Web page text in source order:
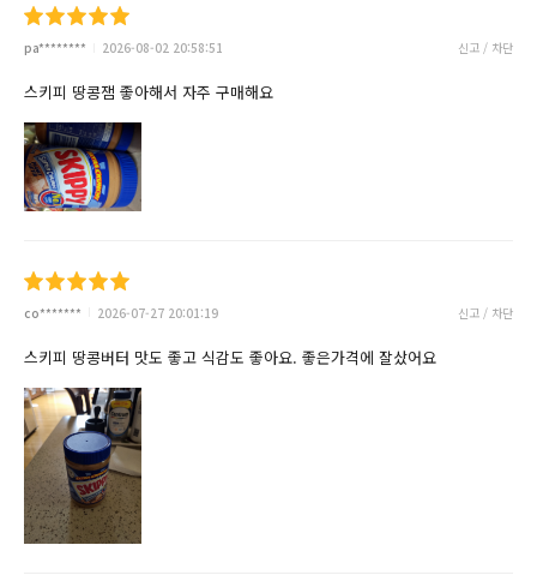
pa******** 2026-08-02 20:58:51 신고 / 차단
스키피 땅콩잼 좋아해서 자주 구매해요
co******* 2026-07-27 20:01:19 신고 / 차단
스키피 땅콩버터 맛도 좋고 식감도 좋아요. 좋은가격에 잘샀어요